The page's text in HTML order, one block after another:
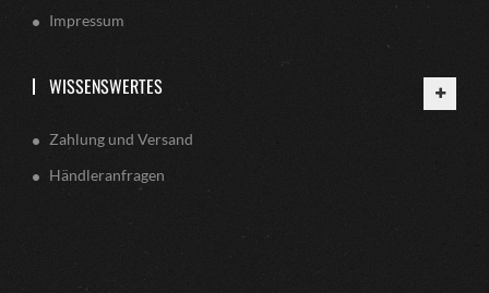
Impressum
WISSENSWERTES
Zahlung und Versand
Händleranfragen